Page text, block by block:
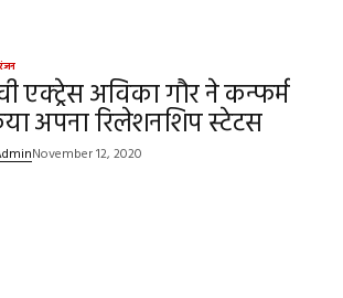
एक्ट्रेस अविका गौर ने कन्फर्म
अपना रिलेशनशिप स्टेटस
November 12, 2020